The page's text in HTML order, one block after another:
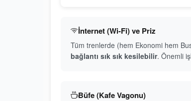
İnternet (Wi-Fi) ve Priz
Tüm trenlerde (hem Ekonomi hem
bağlantı sık sık kesilebilir. Önemli
Büfe (Kafe Vagonu)